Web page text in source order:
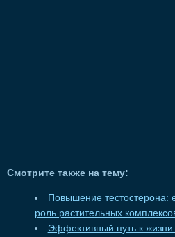
Смотрите также на тему:
Повышение тестостерона:
роль растительных
Эффективный путь к жизни